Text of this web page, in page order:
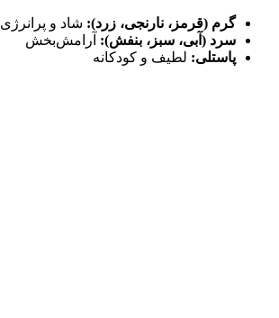
گرم (قرمز، نارنجی، زرد): شاد و پرانرژی
سرد (آبی، سبز، بنفش): آرامش‌بخش
پاستلی: لطیف و کودکانه